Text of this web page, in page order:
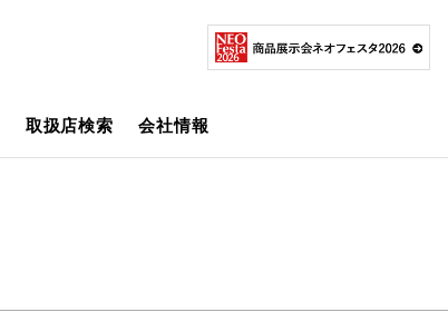
取扱店検索 会社情報